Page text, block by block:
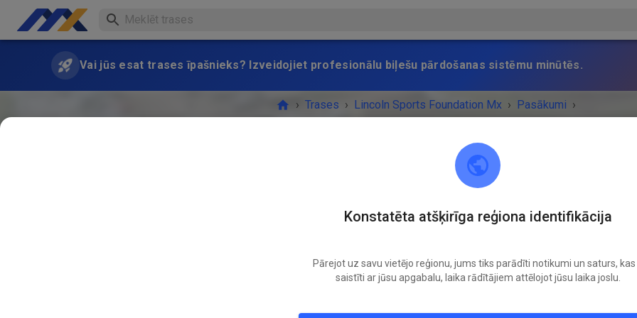
Vai jūs esat trases īpašnieks? Izveidojiet profesionālu biļešu pārdošanas sistēmu minūtēs.
› Trases › Lincoln Sports Foundation Mx › Pasākumi ›
Non-prepped Practice
Lincoln Sports Foundation Mx
PASĀKUMS IR BEIDZIES!
09 Sestdiena 10:00-16:00
Konstatēta atšķirīga reģiona identifikācija
Pārejot uz savu vietējo reģionu, jums tiks parādīti notikumi un saturs, kas
saistīti ar jūsu apgabalu, laika rādītājiem attēlojot jūsu laika joslu.